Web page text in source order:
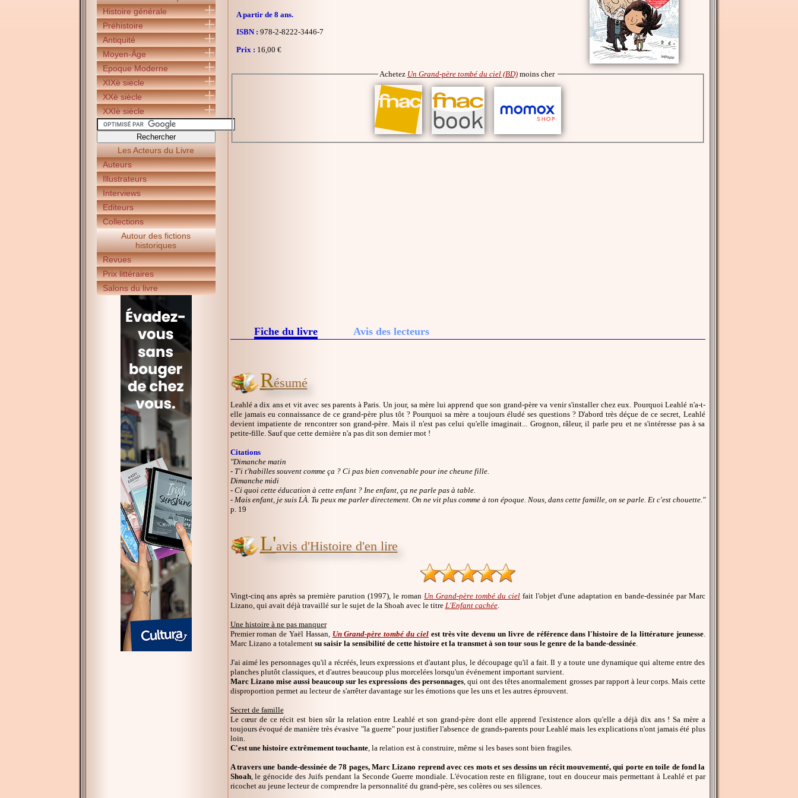
Histoire générale
Préhistoire
Antiquité
Moyen-Âge
Epoque Moderne
XIXè siècle
XXè siècle
XXIè siècle
Les Acteurs du Livre
Auteurs
Illustrateurs
Interviews
Editeurs
Collections
Autour des fictions
historiques
Revues
Prix littéraires
Salons du livre
A partir de 8 ans.
ISBN : 978-2-8222-3446-7
Prix : 16,00 €
Achetez Un Grand-père tombé du ciel (BD)moins cher
Fiche du livre Avis des lecteurs
Résumé
Leahlé a dix ans et vit avec ses parents à Paris. Un jour, sa mère lui apprend que son grand-père va venir s'installer chez eux. Pourquoi Leahlé n'a-t-
elle jamais eu connaissance de ce grand-père plus tôt ? Pourquoi sa mère a toujours éludé ses questions ? D'abord très déçue de ce secret, Leahlé
devient impatiente de rencontrer son grand-père. Mais il n'est pas celui qu'elle imaginait... Grognon, râleur, il parle peu et ne s'intéresse pas à sa
petite-fille. Sauf que cette dernière n'a pas dit son dernier mot !
Citations
"Dimanche matin
- T'i t'habilles souvent comme ça ? Ci pas bien convenable pour ine cheune fille.
Dimanche midi
- Ci quoi cette éducation à cette enfant ? Ine enfant, ça ne parle pas à table.
- Mais enfant, je suis LÀ. Tu peux me parler directement. On ne vit plus comme à ton époque. Nous, dans cette famille, on se parle. Et c'est chouette."
p. 19
L'avis d'Histoire d'en lire
Vingt-cinq ans après sa première parution (1997), le roman Un Grand-père tombé du cielfait l'objet d'une adaptation en bande-dessinée par Marc
Lizano, qui avait déjà travaillé sur le sujet de la Shoah avec le titre L'Enfant cachée.
Une histoire à ne pas manquer
Premier roman de Yaël Hassan, Un Grand-père tombé du cielest très vite devenu un livre de référence dans l'histoire de la littérature jeunesse.
Marc Lizano a totalement su saisir la sensibilité de cette histoire et la transmet à son tour sous le genre de la bande-dessinée.
J'ai aimé les personnages qu'il a récréés, leurs expressions et d'autant plus, le découpage qu'il a fait. Il y a toute une dynamique qui alterne entre des
planches plutôt classiques, et d'autres beaucoup plus morcelées lorsqu'un événement important survient.
Marc Lizano mise aussi beaucoup sur les expressions des personnages, qui ont des têtes anormalement grosses par rapport à leur corps. Mais cette
disproportion permet au lecteur de s'arrêter davantage sur les émotions que les uns et les autres éprouvent.
Secret de famille
Le cœur de ce récit est bien sûr la relation entre Leahlé et son grand-père dont elle apprend l'existence alors qu'elle a déjà dix ans ! Sa mère a
toujours évoqué de manière très évasive "la guerre" pour justifier l'absence de grands-parents pour Leahlé mais les explications n'ont jamais été plus
loin.
C'est une histoire extrêmement touchante, la relation est à construire, même si les bases sont bien fragiles.
A travers une bande-dessinée de 78 pages, Marc Lizano reprend avec ces mots et ses dessins un récit mouvementé, qui porte en toile de fond la
Shoah, le génocide des Juifs pendant la Seconde Guerre mondiale. L'évocation reste en filigrane, tout en douceur mais permettant à Leahlé et par
ricochet au jeune lecteur de comprendre la personnalité du grand-père, ses colères ou ses silences.